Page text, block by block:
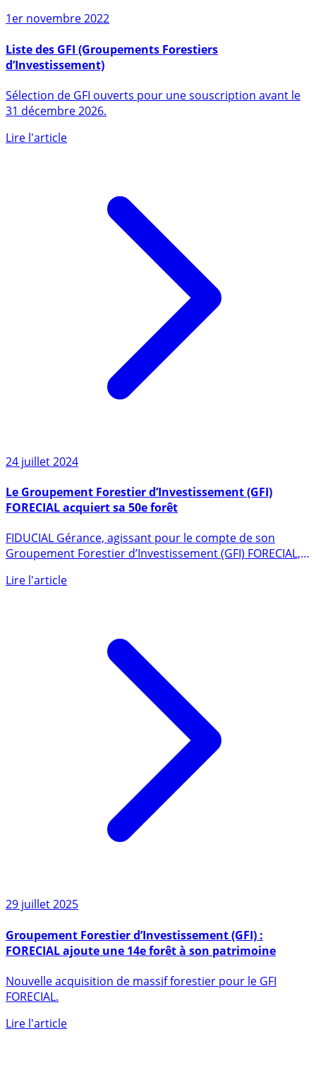
1er novembre 2022
d’Investissement)
31 décembre 2026.
24 juillet 2024
FORECIAL acquiert sa 50e forêt
Groupement Forestier d’Investissement (GFI) FORECIAL,
29 juillet 2025
Groupement Forestier d’Investissement (GFI) :
FORECIAL ajoute une 14e forêt à son patrimoine
FORECIAL.